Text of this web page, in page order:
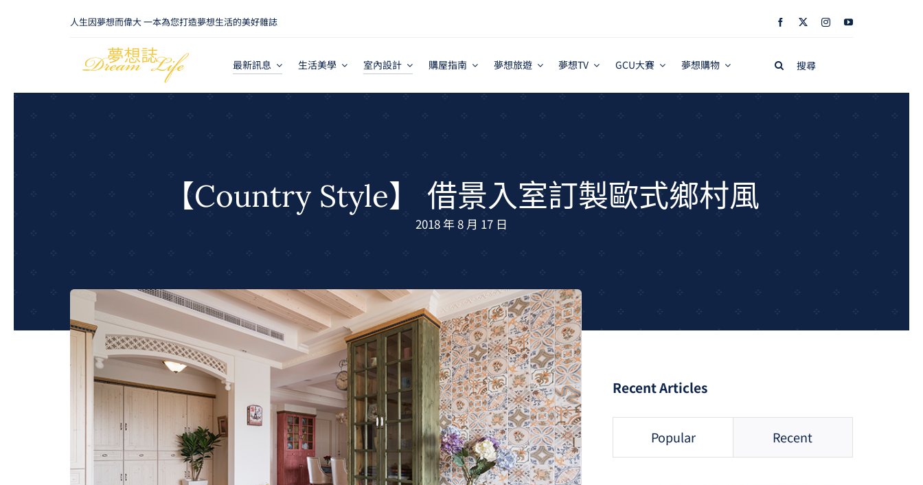
人生因夢想而偉大 一本為您打造夢想生活的美好雜誌
最新訊息 生活美學 室內設計 購屋指南 夢想旅遊 夢想TV GCU大賽 夢想購物
Search
【Country Style】 借景入室訂製歐式鄉村風
2018 年 8 月 17 日
Recent Articles
Popular Recent